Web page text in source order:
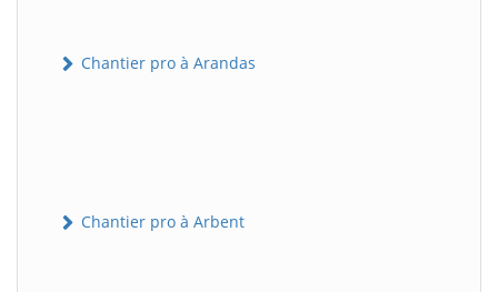
Chantier pro à Arandas
Chantier pro à Arbent